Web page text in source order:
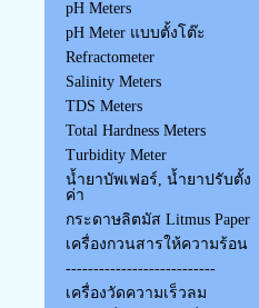
pH Meters
pH Meter แบบตั้งโต๊ะ
Refractometer
Salinity Meters
TDS Meters
Total Hardness Meters
Turbidity Meter
น้ำยาบัพเฟอร์, น้ำยาปรับตั้ง
ค่า
กระดาษลิตมัส Litmus Paper
เครื่องกวนสารให้ความร้อน
---------------------------
เครื่องวัดความเร็วลม